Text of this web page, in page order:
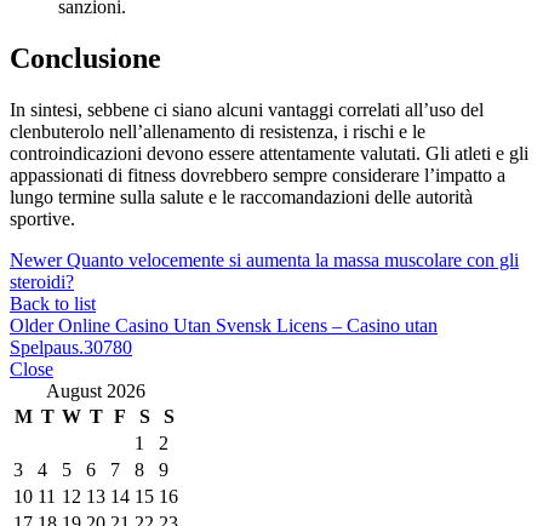
sanzioni.
Conclusione
In sintesi, sebbene ci siano alcuni vantaggi correlati all’uso del
clenbuterolo nell’allenamento di resistenza, i rischi e le
controindicazioni devono essere attentamente valutati. Gli atleti e gli
appassionati di fitness dovrebbero sempre considerare l’impatto a
lungo termine sulla salute e le raccomandazioni delle autorità
sportive.
Newer Quanto velocemente si aumenta la massa muscolare con gli
steroidi?
Back to list
Older Online Casino Utan Svensk Licens – Casino utan
Spelpaus.30780
Close
August 2026
M T W T F S
S
1
2
3
4 5 6 7 8
9
10 11 12 13 14 15 16